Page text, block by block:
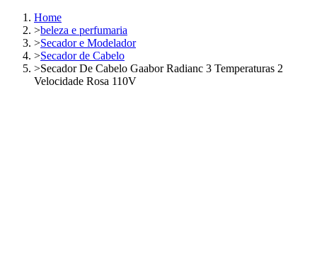
Home
>beleza e perfumaria
>Secador e Modelador
>Secador de Cabelo
>Secador De Cabelo Gaabor Radianc 3 Temperaturas 2
Velocidade Rosa 110V